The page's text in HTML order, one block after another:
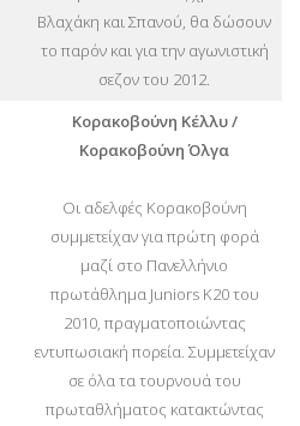
Βλαχάκη και Σπανού, θα δώσουν
το παρόν και για την αγωνιστική
σεζον του 2012.
Κορακοβούνη Κέλλυ /
Κορακοβούνη Όλγα
Οι αδελφές Κορακοβούνη
συμμετείχαν για πρώτη φορά
μαζί στο Πανελλήνιο
πρωτάθλημα Juniors Κ20 του
2010, πραγματοποιώντας
εντυπωσιακή πορεία. Συμμετείχαν
σε όλα τα τουρνουά του
πρωταθλήματος κατακτώντας